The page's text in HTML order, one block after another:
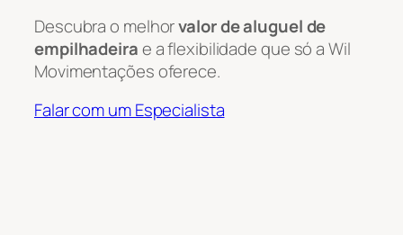
Descubra o melhorvalor de aluguel de
empilhadeirae a flexibilidade que só a Wil
Movimentações oferece.
Falar com um Especialista